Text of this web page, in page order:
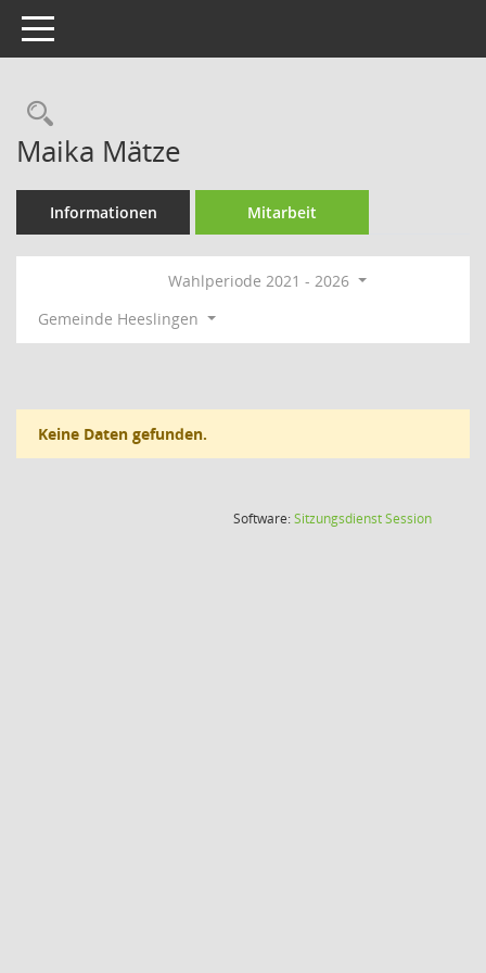
Toggle navigation
Rechercheauswahl
Maika Mätze
Informationen Mitarbeit
Wahlperiode 2021 - 2026
Gemeinde Heeslingen
Keine Daten gefunden.
Software:SitzungsdienstSession(Wird in